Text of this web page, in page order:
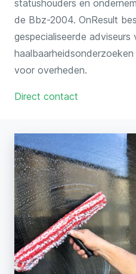
statushouders en
de Bbz-2004. OnResult
gespecialiseerde
voor overheden.
Direct contact